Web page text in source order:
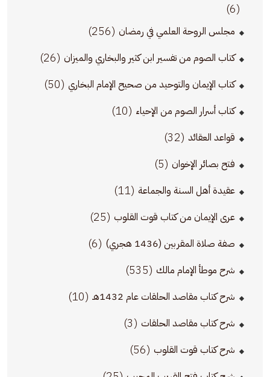
(6)
مجلس الروحة العلمي في رمضان (256)
كتاب الصوم من تفسير ابن كثير والبخاري والميزان (26)
كتاب الإيمان والتوحيد من صحيح الإمام البخاري (50)
كتاب أسرار الصوم من الإحياء (10)
قواعد العقائد (32)
فتح بصائر الإخوان (5)
عقيدة أهل السنة والجماعة (11)
عرى الإيمان من كتاب قوت القلوب (25)
صفة صلاة المقربين (1436 هجري) (6)
شرح موطأ الإمام مالك (535)
شرح كتاب مقاصد الحلقات عام 1432هـ (10)
شرح كتاب مقاصد الحلقات (3)
شرح كتاب قوت القلوب (56)